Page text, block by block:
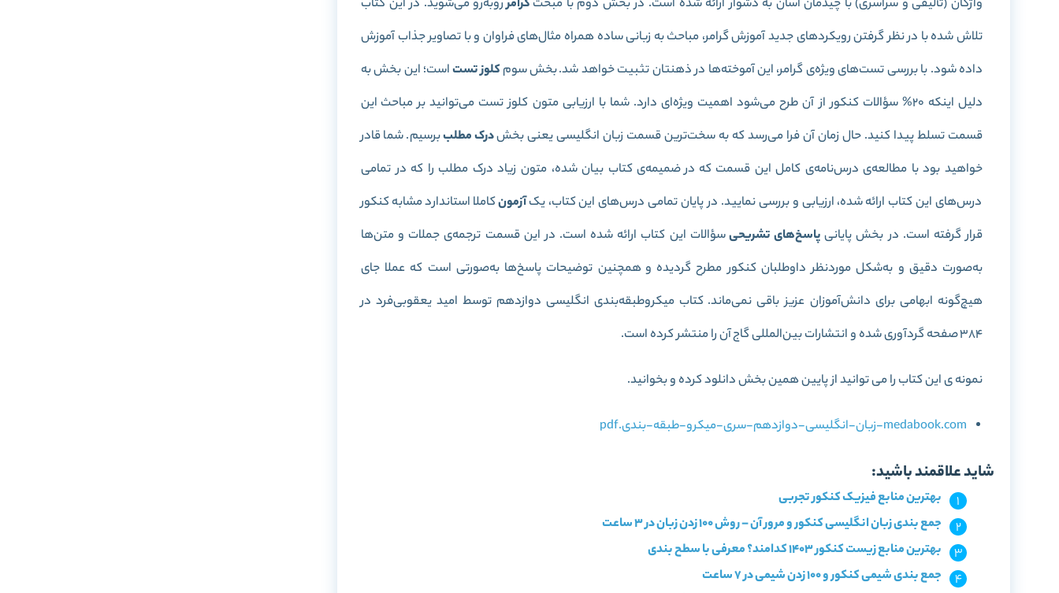
واژگان (تألیفی و سراسری) با چیدمان آسان به دشوار ارائه شده است. در بخش دوم با مبحثگرامرروبه‌رو می‌شوید. در این کتاب
تلاش شده با در نظر گرفتن رویکرد‌های جدید آموزش گرامر، مباحث به زبانی ساده همراه مثال‌های فراوان و با تصاویر جذاب آموزش
داده شود. با بررسی تست‌های ویژه‌ی گرامر، این آموخته‌ها در ذهنتان تثبیت خواهد شد.بخش سومکلوز تستاست؛ این بخش به
دلیل اینکه 20% سؤالات کنکور از آن طرح می‌شود اهمیت ویژه‌ای دارد. شما با ارزیابی متون کلوز تست می‌توانید بر مباحث این
قسمت تسلط پیدا کنید. حال زمان آن فرا می‌رسد که به سخت‌ترین قسمت زبان انگلیسی یعنی بخشدرک مطلببرسیم. شما قادر
خواهید بود با مطالعه‌ی درس‌نامه‌ی کامل این قسمت که در ضمیمه‌ی کتاب بیان شده، متون زیاد درک مطلب را که در تمامی
درس‌های این کتاب ارائه شده، ارزیابی و بررسی نمایید. در پایان تمامی درس‌های این کتاب، یکآزمونکاملا استاندارد مشابه کنکور
قرار گرفته است. در بخش پایانی پاسخ‌های تشریحیسؤالات این کتاب ارائه شده است. در این قسمت ترجمه‌ی جملات و متن‌ها
به‌صورت دقیق و به‌شکل موردنظر داوطلبان کنکور مطرح گردیده و همچنین توضیحات پاسخ‌ها به‌صورتی است که عملا جای
هیچ‌گونه ابهامی برای دانش‌آموزان عزیز باقی نمی‌ماند. کتاب میکرو‌طبقه‌بندی انگلیسی دوازدهم توسط امید یعقوبی‌فرد در
384 صفحه گردآوری شده و انتشارات بین‌المللی گاج آن را منتشر کرده است.
نمونه ی این کتاب را می توانید از پایین همین بخش دانلود کرده و بخوانید.
medabook.com-زبان-انگلیسی-دوازدهم-سری-میکرو-طبقه-بندی.pdf
شاید علاقمند باشید:
بهترین منابع فیزیک کنکور تجربی
جمع بندی زبان انگلیسی کنکور و مرور آن – روش 100 زدن زبان در 3 ساعت
بهترین منابع زیست کنکور 1403 کدامند؟ معرفی با سطح بندی
جمع بندی شیمی کنکور و 100 زدن شیمی در 7 ساعت